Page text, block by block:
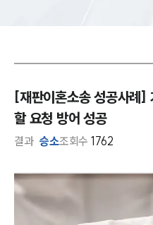
[재판이혼소송 성공사례]
할 요청 방어 성공
결과 승소조회수 1762